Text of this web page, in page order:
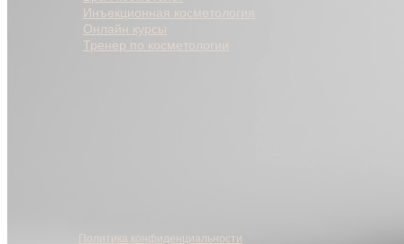
Политика конфиденциальности
Инъекционная косметология
Онлайн курсы
Тренер по косметологии